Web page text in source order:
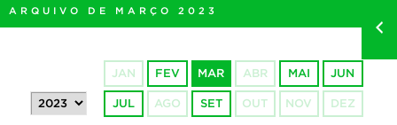
ARQUIVO DE MARÇO 2023
JAN FEV MAR ABR MAI JUN
JUL AGO SET OUT NOV DEZ